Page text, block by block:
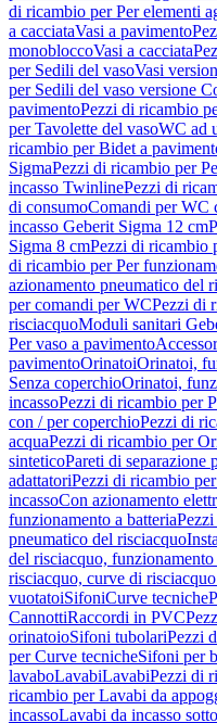
di ricambio per Per elementi
a cacciataVasi a pavimento
monobloccoVasi a cacciata
per Sedili del vasoVasi
per Sedili del vaso versione
pavimentoPezzi di ricambio
per Tavolette del vasoWC ad
ricambio per Bidet a
SigmaPezzi di ricambio per
incasso TwinlinePezzi di
di consumoComandi per WC
incasso Geberit Sigma 12 cm
Sigma 8 cmPezzi di ricambio
di ricambio per Per
azionamento pneumatico del
per comandi per WCPezzi di
risciacquoModuli sanitari
Per vaso a pavimento
pavimentoOrinatoiOrinatoi,
Senza coperchioOrinatoi,
incassoPezzi di ricambio per
con / per coperchioPezzi di
acquaPezzi di ricambio per
sinteticoPareti di separazione
adattatoriPezzi di ricambio
incassoCon azionamento
funzionamento a batteria
pneumatico del risciacquo
del risciacquo, funzionamento
risciacquo, curve di
vuotatoiSifoniCurve tecniche
CannottiRaccordi in PVC
orinatoioSifoni tubolariPezzi
per Curve tecnicheSifoni per
lavaboLavabiLavabiPezzi di
ricambio per Lavabi da
incassoLavabi da incasso